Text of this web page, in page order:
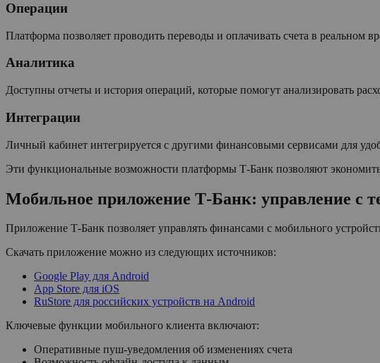
Операции
Платформа позволяет проводить переводы и оплачивать счета в
Аналитика
Доступны отчеты и история операций, которые помогут анализировать
Интеграции
Личный кабинет интегрируется с другими финансовыми сервисами для
Эти функциональные возможности платформы Т-Банк позволяют
Мобильное приложение Т-Банк: управление с
Приложение Т-Банк позволяет управлять финансами с мобильного
Скачать приложение можно из следующих источников:
Google Play для Android
App Store для iOS
RuStore для российских устройств на Android
Ключевые функции мобильного клиента включают:
Оперативные пуш-уведомления об изменениях счета